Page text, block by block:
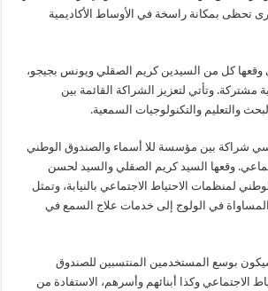
تحظى بمكانة راسخة في الأوساط الأكاديمية
وقعها كل من السيدين كريم الصقلي ويونس بجيجو،
مشتركة. وتأتي لتعزيز الشراكة القائمة بين
والتعليم والتكنولوجيات السمعية.
فتُرسي شراكة بين مؤسسة للا أسماء والصندوق الوطني
وقعها السيد كريم الصقلي والسيد لحسن
لمنظمات الاحتياط الاجتماعي بالنيابة، وتمثل
في الولوج إلى خدمات علاج السمع في
بوسع المستخدمين المنتسبين للصندوق
الاجتماعي وكذا أبنائهم وأسرهم، الاستفادة من